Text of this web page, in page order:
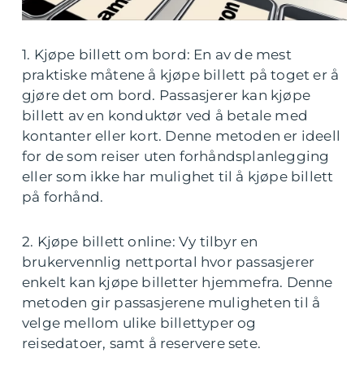
1. Kjøpe billett om bord: En av de mest
praktiske måtene å kjøpe billett på toget er å
gjøre det om bord. Passasjerer kan kjøpe
billett av en konduktør ved å betale med
kontanter eller kort. Denne metoden er ideell
for de som reiser uten forhåndsplanlegging
eller som ikke har mulighet til å kjøpe billett
på forhånd.
2. Kjøpe billett online: Vy tilbyr en
brukervennlig nettportal hvor passasjerer
enkelt kan kjøpe billetter hjemmefra. Denne
metoden gir passasjerene muligheten til å
velge mellom ulike billettyper og
reisedatoer, samt å reservere sete.